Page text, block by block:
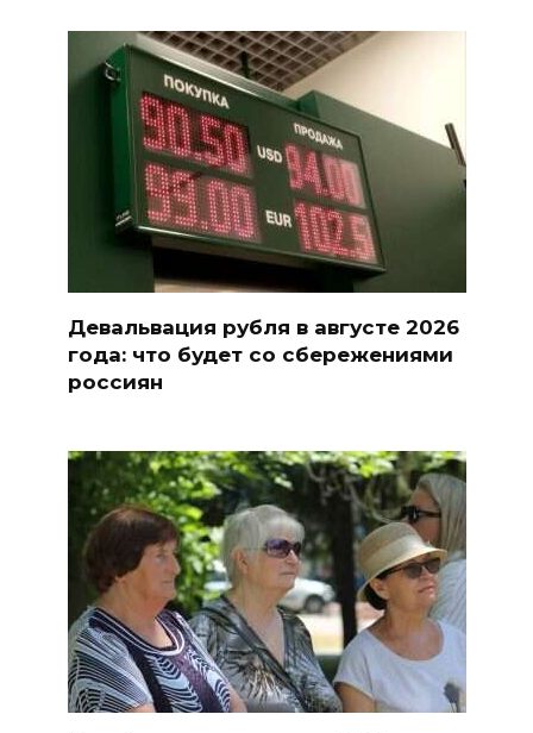
Девальвация рубля в августе 2026
года: что будет со сбережениями
россиян